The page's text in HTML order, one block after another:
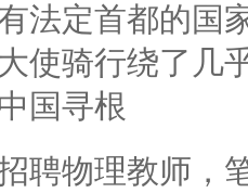
法定首都的国
使骑行绕了几
国寻根
聘物理教师，